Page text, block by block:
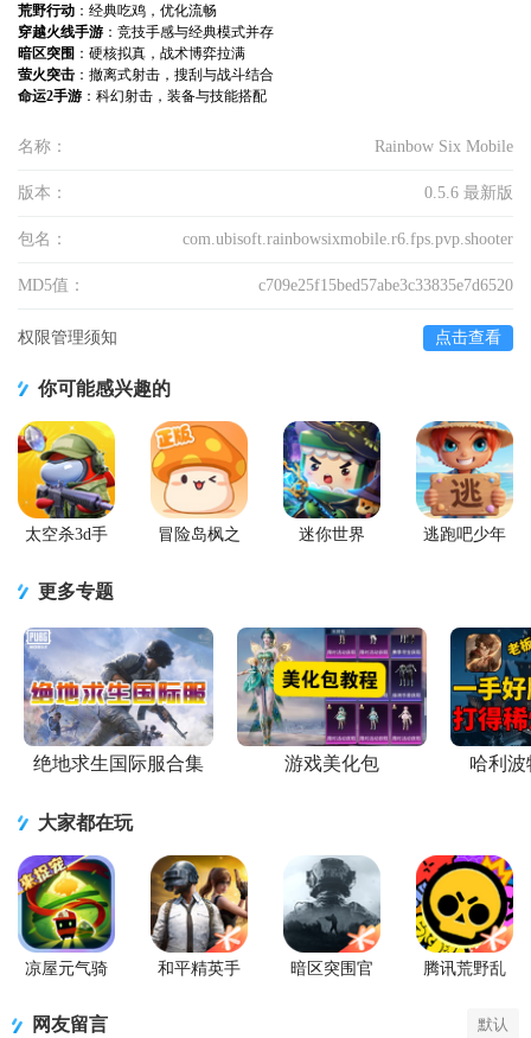
荒野行动 ：经典吃鸡，优化流畅
穿越火线手游 ：竞技手感与经典模式并存
暗区突围 ：硬核拟真，战术博弈拉满
萤火突击 ：撤离式射击，搜刮与战斗结合
命运2手游 ：科幻射击，装备与技能搭配
名称： Rainbow Six Mobile
版本： 0.5.6 最新版
包名： com.ubisoft.rainbowsixmobile.r6.fps.pvp.shooter
MD5值： c709e25f15bed57abe3c33835e7d6520
权限管理须知 点击查看
你可能感兴趣的
太空杀3d手
冒险岛枫之
迷你世界
逃跑吧少年
更多专题
绝地求生国际服合集 游戏美化包 哈利
大家都在玩
凉屋元气骑
和平精英手
暗区突围官
腾讯荒野乱
网友留言 默认